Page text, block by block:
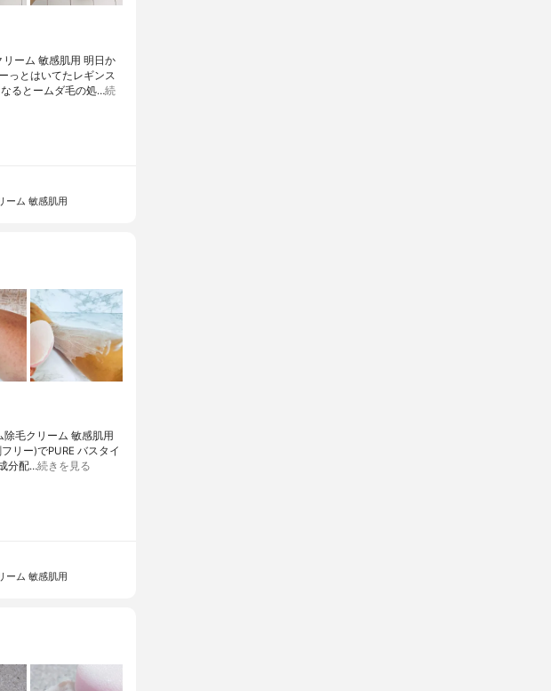
ーム 敏感肌用 明日か
っとはいてたレギンス
るとームダ毛の処…続
ーム 敏感肌用
毛クリーム 敏感肌用
リー)でPURE バスタイ
分配…続きを見る
ーム 敏感肌用